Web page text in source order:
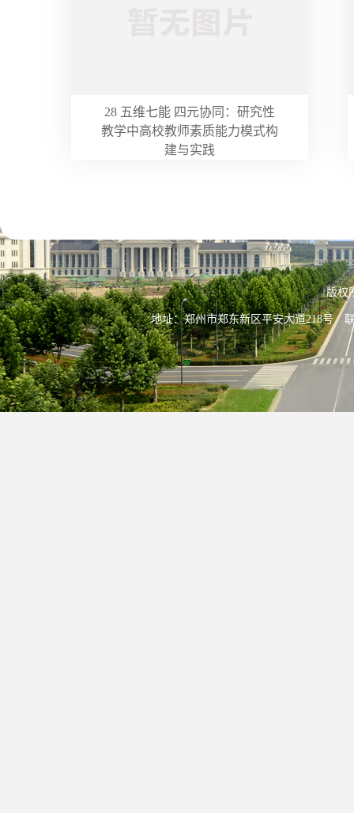
28 五维七能 四元协同：研究性
教学中高校教师素质能力模式构
建与实践
版权
地址：郑州市郑东新区平安大道218号